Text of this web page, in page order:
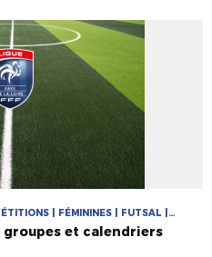
| FÉMININES | FUTSAL |
groupes et calendriers